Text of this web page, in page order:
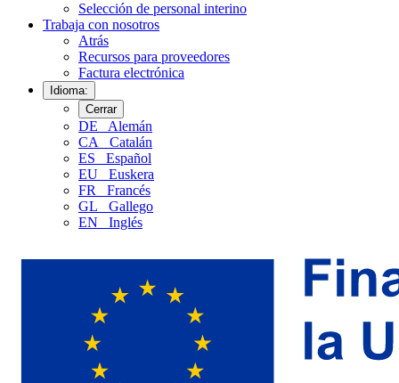
Selección de personal interino
Trabaja con nosotros
Atrás
Recursos para proveedores
Factura electrónica
Idioma:
Cerrar
DE
Alemán
CA
Catalán
ES
Español
EU
Euskera
FR
Francés
GL
Gallego
EN
Inglés